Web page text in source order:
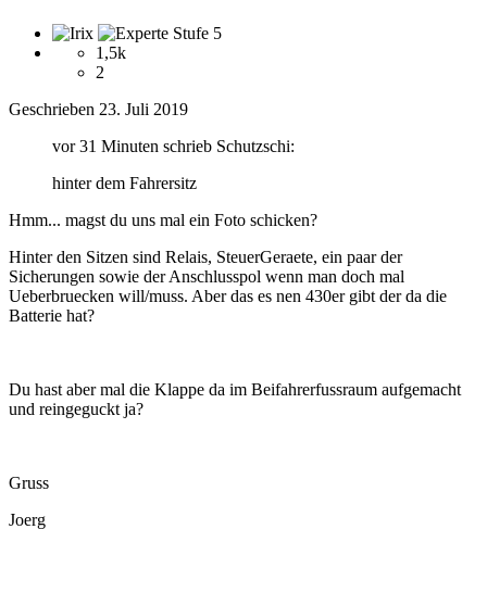
1,5k
2
Geschrieben 23. Juli 2019
vor 31 Minuten schrieb Schutzschi:
hinter dem Fahrersitz
Hmm... magst du uns mal ein Foto schicken?
Hinter den Sitzen sind Relais, SteuerGeraete, ein paar der
Sicherungen sowie der Anschlusspol wenn man doch mal
Ueberbruecken will/muss. Aber das es nen 430er gibt der da die
Batterie hat?
Du hast aber mal die Klappe da im Beifahrerfussraum aufgemacht
und reingeguckt ja?
Gruss
Joerg